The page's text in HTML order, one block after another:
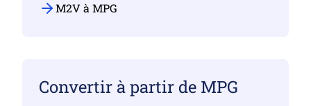
M2V à MPG
Convertir à partir de MPG